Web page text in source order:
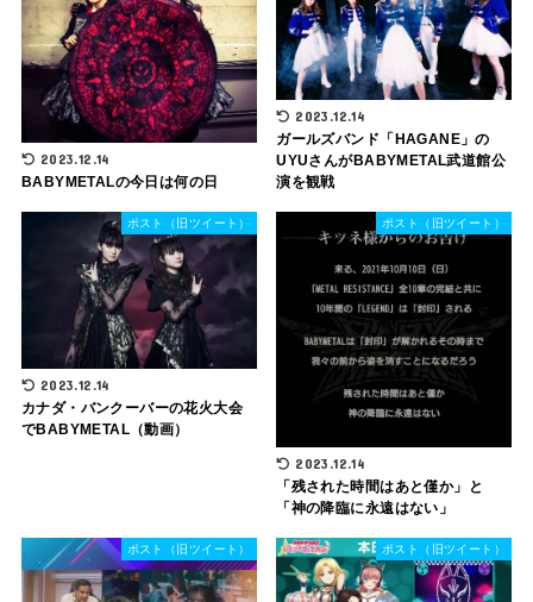
2023.12.14
BABYMETALの今日は何の日
2023.12.14
ガールズバンド「HAGANE」の
UYUさんがBABYMETAL武道館公
演を観戦
ポスト（旧ツイート）
2023.12.14
カナダ・バンクーバーの花火大会
でBABYMETAL（動画）
ポスト（旧ツイート）
2023.12.14
「残された時間はあと僅か」と
「神の降臨に永遠はない」
ポスト（旧ツイート） ポスト（旧ツイート）